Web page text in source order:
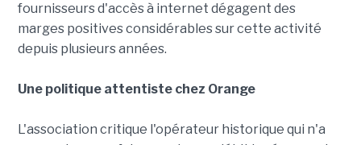
fournisseurs d'accès à internet dégagent des
marges positives considérables sur cette activité
depuis plusieurs années.
Une politique attentiste chez Orange
L'association critique l'opérateur historique qui n'a